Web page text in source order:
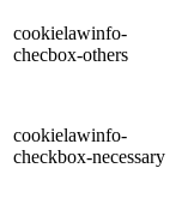
cookielawinfo-
checbox-others
cookielawinfo-
checkbox-necessary